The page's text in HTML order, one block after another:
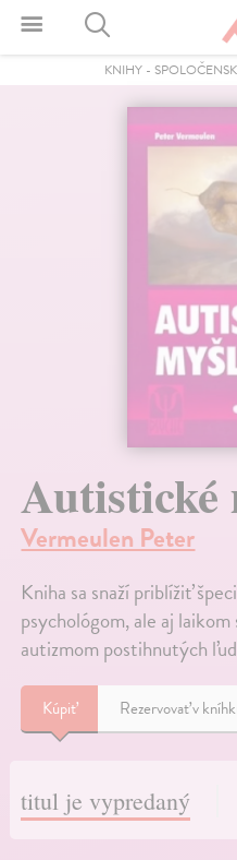
KNIHY-
Autistické
Vermeulen Peter
Kniha sa snaží priblížiť
psychológom, ale aj
autizmom postihnutých
Kúpiť Rezervovať v
titul je vypredaný